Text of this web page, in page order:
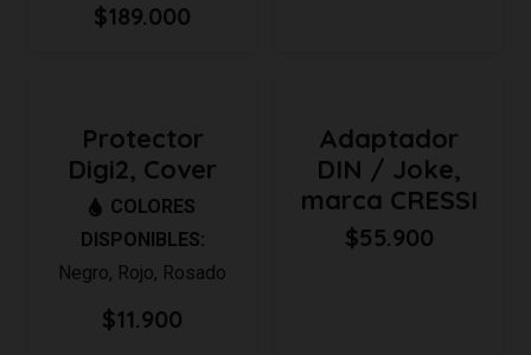
$189.000
Protector
Digi2, Cover
COLORES
DISPONIBLES:
Negro, Rojo, Rosado
$11.900
Adaptador
DIN / Joke,
marca CRESSI
$55.900